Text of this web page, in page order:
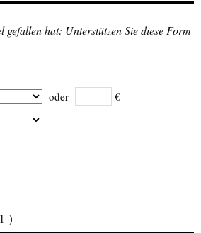
gefallen hat: Unterstützen Sie diese Form
oder €
)